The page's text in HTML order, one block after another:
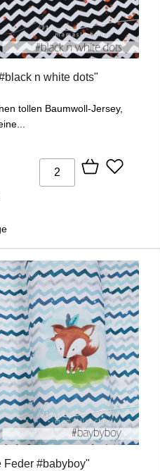
n white dots"
tollen Baumwoll-Jersey,
Feder #babyboy"